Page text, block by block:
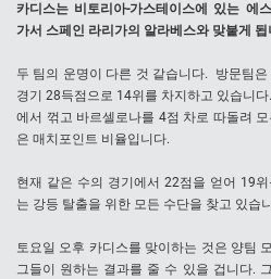
카디스는 비토리아-가스테이스에 있는 에
가서 스페인 라리가의 알라베스와 맞붙게 됩
두 팀의 운명이 다른 것 같습니다. 방문팀
경기 28득점으로 14위를 차지하고 있습니
에서 꺾고 바르셀로나를 4점 차로 따돌려
은 매치포인트 비율입니다.
현재 같은 수의 경기에서 22점을 얻어 19
는 강등 탈출을 위한 모든 수단을 찾고 있습
토요일 오후 카디스를 맞이하는 것은 양팀
그들이 원하는 결과를 줄 수 있을 겁니다.